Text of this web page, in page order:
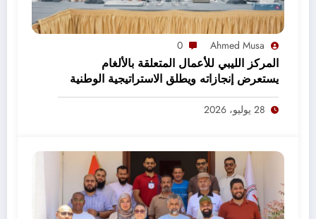
Ahmed Musa
0
المركز الليبي للأعمال المتعلقة بالألغام
يستعرض إنجازاته ويطلق الاستراتيجية الوطنية
2027–2031
28 يوليو، 2026